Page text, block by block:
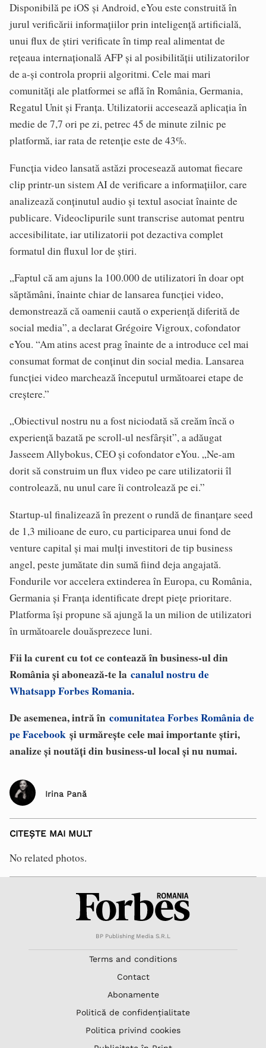
Disponibilă pe iOS și Android, eYou este construită în
jurul verificării informațiilor prin inteligență artificială,
unui flux de știri verificate în timp real alimentat de
rețeaua internațională AFP și al posibilității utilizatorilor
de a-și controla proprii algoritmi. Cele mai mari
comunități ale platformei se află în România, Germania,
Regatul Unit și Franța. Utilizatorii accesează aplicația în
medie de 7,7 ori pe zi, petrec 45 de minute zilnic pe
platformă, iar rata de retenție este de 43%.
Funcția video lansată astăzi procesează automat fiecare
clip printr-un sistem AI de verificare a informațiilor, care
analizează conținutul audio și textul asociat înainte de
publicare. Videoclipurile sunt transcrise automat pentru
accesibilitate, iar utilizatorii pot dezactiva complet
formatul din fluxul lor de știri.
„Faptul că am ajuns la 100.000 de utilizatori în doar opt
săptămâni, înainte chiar de lansarea funcției video,
demonstrează că oamenii caută o experiență diferită de
social media”, a declarat Grégoire Vigroux, cofondator
eYou. “Am atins acest prag înainte de a introduce cel mai
consumat format de conținut din social media. Lansarea
funcției video marchează începutul următoarei etape de
creștere.”
„Obiectivul nostru nu a fost niciodată să creăm încă o
experiență bazată pe scroll-ul nesfârșit”, a adăugat
Jasseem Allybokus, CEO și cofondator eYou. „Ne-am
dorit să construim un flux video pe care utilizatorii îl
controlează, nu unul care îi controlează pe ei.”
Startup-ul finalizează în prezent o rundă de finanțare seed
de 1,3 milioane de euro, cu participarea unui fond de
venture capital și mai mulți investitori de tip business
angel, peste jumătate din sumă fiind deja angajată.
Fondurile vor accelera extinderea în Europa, cu România,
Germania și Franța identificate drept piețe prioritare.
Platforma își propune să ajungă la un milion de utilizatori
în următoarele douăsprezece luni.
Fii la curent cu tot ce contează în business-ul din
România și abonează-te la canalul nostru de
Whatsapp Forbes Romania.
De asemenea, intră în comunitatea Forbes România de
pe Facebook și urmărește cele mai importante știri,
analize și noutăți din business-ul local și nu numai.
Irina Pană
CITEȘTE MAI MULT
No related photos.
BP Publishing Media S.R.L
Terms and conditions
Contact
Abonamente
Politică de confidențialitate
Politica privind cookies